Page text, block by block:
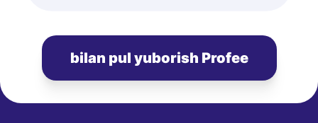
bilan pul yuborish Profee